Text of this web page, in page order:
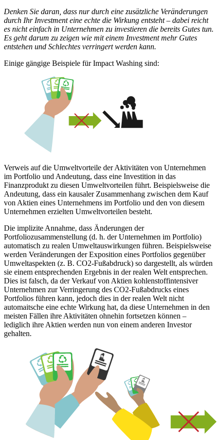
Denken Sie daran, dass nur durch eine zusätzliche Veränderungen
durch Ihr Investment eine echte die Wirkung entsteht – dabei reicht
es nicht einfach in Unternehmen zu investieren die bereits Gutes tun.
Es geht darum zu zeigen wie mit einem Investment mehr Gutes
entstehen und Schlechtes verringert werden kann.
Einige gängige Beispiele für Impact Washing sind:
Verweis auf die Umweltvorteile der Aktivitäten von Unternehmen
im Portfolio und Andeutung, dass eine Investition in das
Finanzprodukt zu diesen Umweltvorteilen führt. Beispielsweise die
Andeutung, dass ein kausaler Zusammenhang zwischen dem Kauf
von Aktien eines Unternehmens im Portfolio und den von diesem
Unternehmen erzielten Umweltvorteilen besteht.
Die implizite Annahme, dass Änderungen der
Portfoliozusammenstellung (d. h. der Unternehmen im Portfolio)
automatisch zu realen Umweltauswirkungen führen. Beispielsweise
werden Veränderungen der Exposition eines Portfolios gegenüber
Umweltaspekten (z. B. CO2-Fußabdruck) so dargestellt, als würden
sie einem entsprechenden Ergebnis in der realen Welt entsprechen.
Dies ist falsch, da der Verkauf von Aktien kohlenstoffintensiver
Unternehmen zur Verringerung des CO2-Fußabdrucks eines
Portfolios führen kann, jedoch dies in der realen Welt nicht
automaitsche eine echte Wirkung hat, da diese Unternehmen in den
meisten Fällen ihre Aktivitäten ohnehin fortsetzen können –
lediglich ihre Aktien werden nun von einem anderen Investor
gehalten.